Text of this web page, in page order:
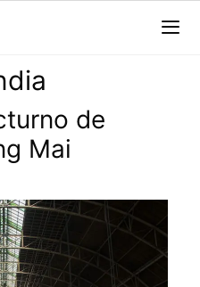
de
Mai